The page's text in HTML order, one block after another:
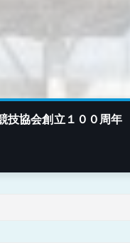
技協会創立１００周年